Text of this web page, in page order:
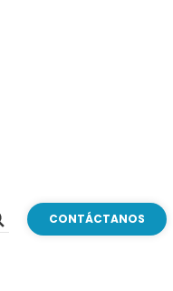
CONTÁCTANOS